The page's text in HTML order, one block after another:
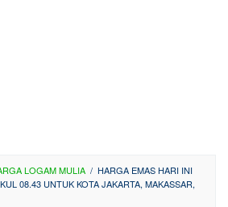
LOGAM MULIA / HARGA EMAS HARI INI
08.43 UNTUK KOTA JAKARTA, MAKASSAR,